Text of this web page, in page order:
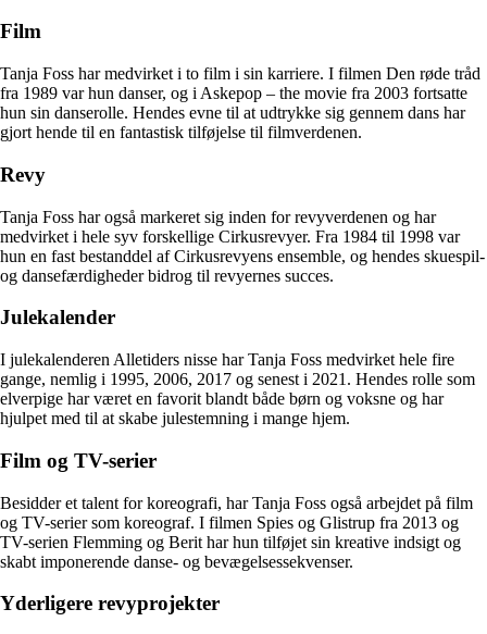
Film
Tanja Foss har medvirket i to film i sin karriere. I filmen Den røde tråd
fra 1989 var hun danser, og i Askepop – the movie fra 2003 fortsatte
hun sin danserolle. Hendes evne til at udtrykke sig gennem dans har
gjort hende til en fantastisk tilføjelse til filmverdenen.
Revy
Tanja Foss har også markeret sig inden for revyverdenen og har
medvirket i hele syv forskellige Cirkusrevyer. Fra 1984 til 1998 var
hun en fast bestanddel af Cirkusrevyens ensemble, og hendes skuespil-
og dansefærdigheder bidrog til revyernes succes.
Julekalender
I julekalenderen Alletiders nisse har Tanja Foss medvirket hele fire
gange, nemlig i 1995, 2006, 2017 og senest i 2021. Hendes rolle som
elverpige har været en favorit blandt både børn og voksne og har
hjulpet med til at skabe julestemning i mange hjem.
Film og TV-serier
Besidder et talent for koreografi, har Tanja Foss også arbejdet på film
og TV-serier som koreograf. I filmen Spies og Glistrup fra 2013 og
TV-serien Flemming og Berit har hun tilføjet sin kreative indsigt og
skabt imponerende danse- og bevægelsessekvenser.
Yderligere revyprojekter